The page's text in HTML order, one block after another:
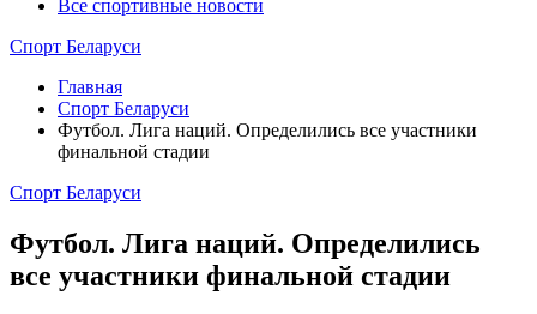
Все спортивные новости
Спорт Беларуси
Главная
Спорт Беларуси
Футбол. Лига наций. Определились все участники
финальной стадии
Спорт Беларуси
Футбол. Лига наций. Определились
все участники финальной стадии